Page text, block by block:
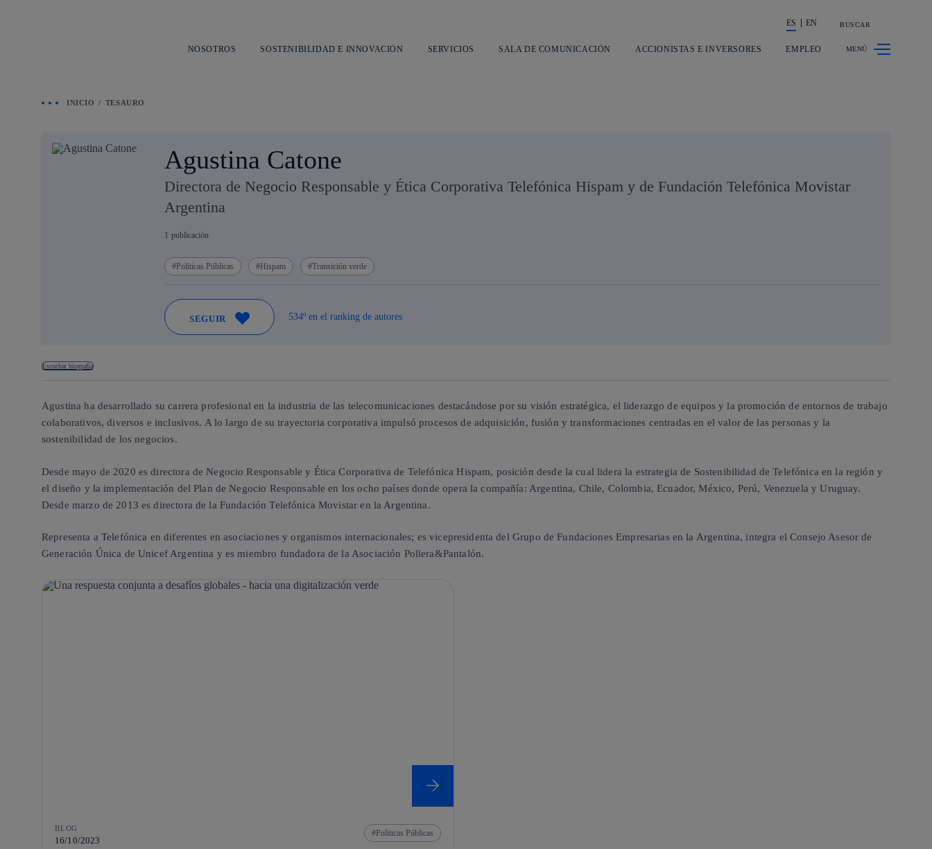
principal
La acción en accionistas e inversores
ES EN BUSCAR
NOSOTROS SOSTENIBILIDAD E INNOVACIÓN SERVICIOS SALA DE COMUNICACIÓN ACCIONISTAS E INVERSORES EMPLEO
INICIO TESAURO
Agustina Catone
Directora de Negocio Responsable y Ética Corporativa Telefónica Hispam y de Fundación Telefónica Movistar
Argentina
1 publicación
Políticas Públicas Hispam Transición verde
SEGUIR 534º en el ranking de autores
Escuchar biografía
Agustina ha desarrollado su carrera profesional en la industria de las telecomunicaciones destacándose por su visión estratégica, el liderazgo de equipos y la promoción de entornos de trabajo
colaborativos, diversos e inclusivos. A lo largo de su trayectoria corporativa impulsó procesos de adquisición, fusión y transformaciones centradas en el valor de las personas y la
sostenibilidad de los negocios.
Desde mayo de 2020 es directora de Negocio Responsable y Ética Corporativa de Telefónica Hispam, posición desde la cual lidera la estrategia de Sostenibilidad de Telefónica en la región y
el diseño y la implementación del Plan de Negocio Responsable en los ocho países donde opera la compañía: Argentina, Chile, Colombia, Ecuador, México, Perú, Venezuela y Uruguay.
Desde marzo de 2013 es directora de la Fundación Telefónica Movistar en la Argentina.
Representa a Telefónica en diferentes en asociaciones y organismos internacionales; es vicepresidenta del Grupo de Fundaciones Empresarias en la Argentina, integra el Consejo Asesor de
Generación Única de Unicef Argentina y es miembro fundadora de la Asociación Pollera&Pantalón.
BLOG
16/10/2023
Políticas Públicas